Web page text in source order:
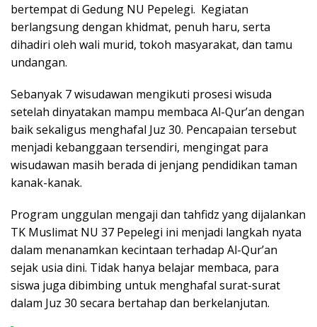
bertempat di Gedung NU Pepelegi. Kegiatan
berlangsung dengan khidmat, penuh haru, serta
dihadiri oleh wali murid, tokoh masyarakat, dan tamu
undangan.
Sebanyak 7 wisudawan mengikuti prosesi wisuda
setelah dinyatakan mampu membaca Al-Qur’an dengan
baik sekaligus menghafal Juz 30. Pencapaian tersebut
menjadi kebanggaan tersendiri, mengingat para
wisudawan masih berada di jenjang pendidikan taman
kanak-kanak.
Program unggulan mengaji dan tahfidz yang dijalankan
TK Muslimat NU 37 Pepelegi ini menjadi langkah nyata
dalam menanamkan kecintaan terhadap Al-Qur’an
sejak usia dini. Tidak hanya belajar membaca, para
siswa juga dibimbing untuk menghafal surat-surat
dalam Juz 30 secara bertahap dan berkelanjutan.